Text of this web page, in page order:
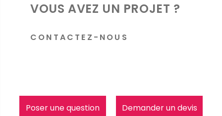
VOUS AVEZ UN PROJET ?
CONTACTEZ-NOUS
Poser une question Demander un devis